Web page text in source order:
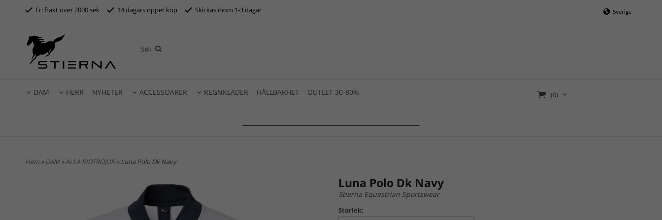
Fri frakt över 2000 sek 14 dagars öppet köp Skickas inom 1-3 dagar Sverige
DAM HERR NYHETER ACCESSOARER REGNKLÄDER HÅLLBARHET OUTLET 30-80% (0)
Hem »DAM»ALLA RIDTRÖJOR» Luna Polo Dk Navy
Luna Polo Dk Navy
Stierna Equestrian Sportswear
Storlek: